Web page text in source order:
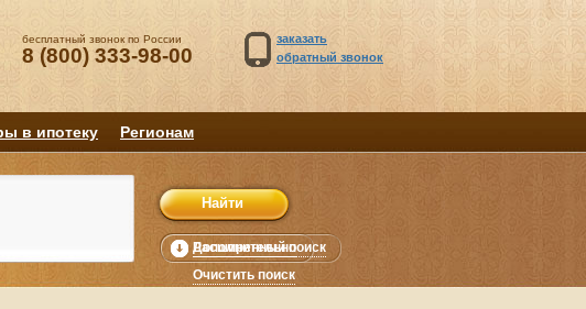
бесплатный звонок по России
8 (800) 333-98-00
заказать
обратный звонок
в ипотеку Регионам
Расширенный поиск
Очистить поиск
Дополнительно